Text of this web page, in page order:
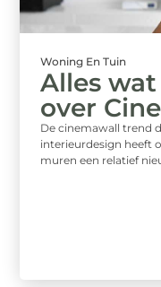
Woning En Tuin
Alles
over
De cinemawall trend
interieurdesign heeft
muren een relatief